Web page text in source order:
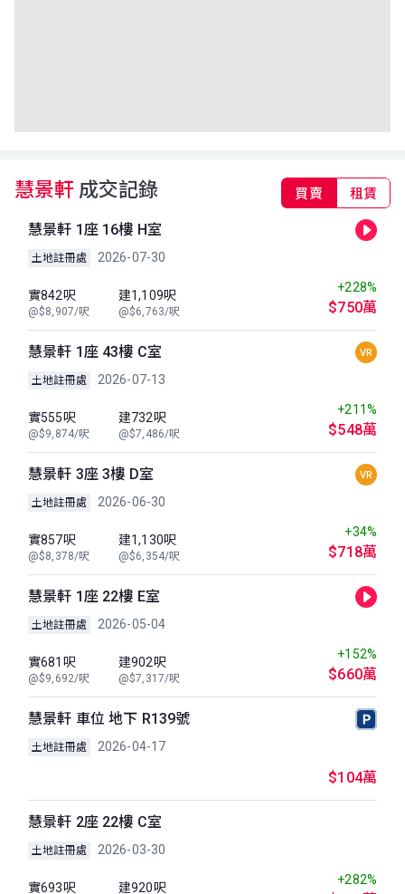
慧景軒 成交記錄 買賣 租賃
慧景軒 1座 16樓 H室
土地註冊處 2026-07-30
實842呎
@$8,907/呎
建1,109呎
@$6,763/呎
+228%
$750萬
慧景軒 1座 43樓 C室 VR
土地註冊處 2026-07-13
實555呎
@$9,874/呎
建732呎
@$7,486/呎
+211%
$548萬
慧景軒 3座 3樓 D室 VR
土地註冊處 2026-06-30
實857呎
@$8,378/呎
建1,130呎
@$6,354/呎
+34%
$718萬
慧景軒 1座 22樓 E室
土地註冊處 2026-05-04
實681呎
@$9,692/呎
建902呎
@$7,317/呎
+152%
$660萬
慧景軒 車位 地下 R139號
土地註冊處 2026-04-17
$104萬
慧景軒 2座 22樓 C室
土地註冊處 2026-03-30
實693呎 建920呎
+282%